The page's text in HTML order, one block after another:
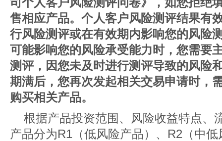
售相应产品。个人客户风险测评结果有
行风险测评或在有效期内影响您的风险
可能影响您的风险承受能力时，您需要
测评，因您未及时进行测评导致的风险
期满后，您再次发起相关交易申请时，
购买相关产品。
根据产品投资范围、风险收益特点、
产品分为R1（低风险产品）、R2（中